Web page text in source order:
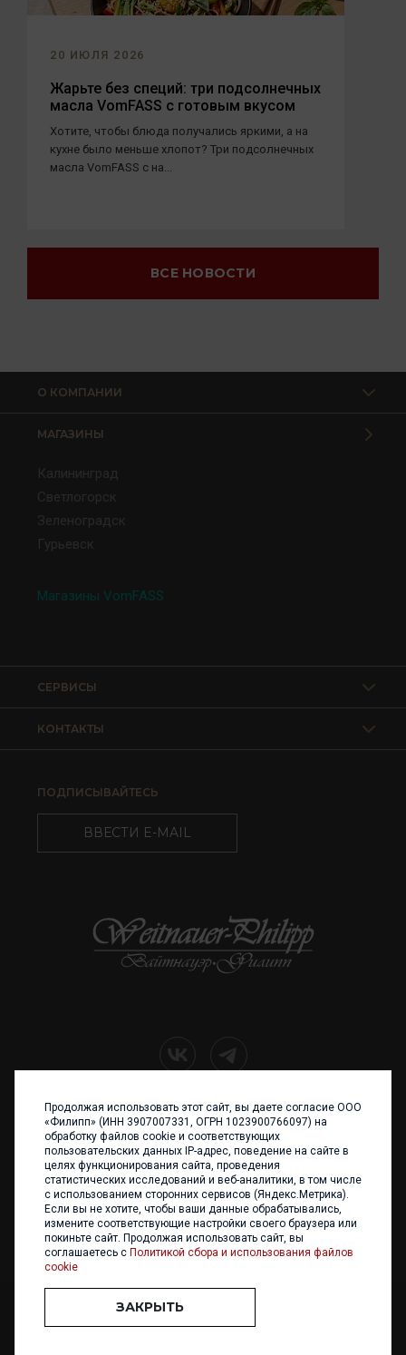
20 ИЮЛЯ 2026
Жарьте без специй: три подсолнечных
масла VomFASS с готовым вкусом
Хотите, чтобы блюда получались яркими, а на
кухне было меньше хлопот? Три подсолнечных
масла VomFASS с на...
ВСЕ НОВОСТИ
О КОМПАНИИ
МАГАЗИНЫ
Калининград
Светлогорск
Зеленоградск
Гурьевск
Магазины VomFASS
КОНТАКТЫ
СЕРВИСЫ
ПОДПИСЫВАЙТЕСЬ
ВВЕСТИ E-MAIL
+7 (4012) 960 898
236017 Калининград,
ул. Каштановая аллея, 47
Телефон: +7 4012 960 898,
+7 4012 960 856
Написать нам
ООО «ФИЛИПП» © 2013 - 2026. Все права защищены
Разработка и
Продолжая использовать этот сайт, вы даете согласие ООО
«Филипп» (ИНН 3907007331, ОГРН 1023900766097) на
обработку файлов cookie и соответствующих
пользовательских данных IP-адрес, поведение на сайте в
целях функционирования сайта, проведения
статистических исследований и веб-аналитики, в том числе
с использованием сторонних сервисов (Яндекс.Метрика).
Если вы не хотите, чтобы ваши данные обрабатывались,
измените соответствующие настройки своего браузера или
покиньте сайт. Продолжая использовать сайт, вы
соглашаетесь с Политикой сбора и использования файлов
cookie
ЗАКРЫТЬ